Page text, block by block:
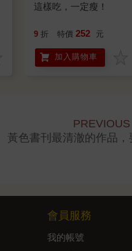
這樣吃，一定瘦！
9 折 特價 252 元
加入購物車
PREVIOUS
黃色書刊最清澈的作品
會員服務
我的帳號